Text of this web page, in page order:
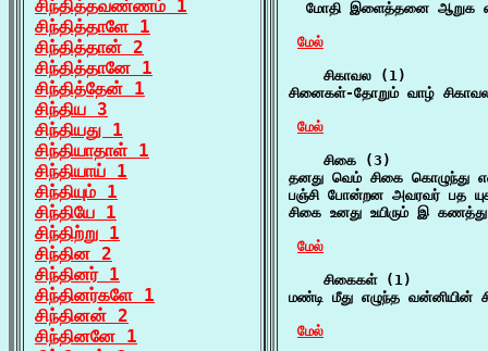
சிந்தித்தவண்ணம் 1
சிந்தித்தாளே 1
சிந்தித்தான் 2
சிந்தித்தானே 1
சிந்தித்தேன் 1
சிந்திய 3
சிந்தியது 1
சிந்தியாதாள் 1
சிந்தியாய் 1
சிந்தியும் 1
சிந்தியே 1
சிந்திற்று 1
சிந்தின 2
சிந்தினர் 1
சிந்தினர்களே 1
சிந்தினன் 2
சிந்தினனே 1
மோதி இளைத்தனை ஆறுக
மேல்
    சிகாவல (1)
சினைகள்-தோறும் வாழ்
மேல்
    சிகை (3)
தனது வெம் சிகை கொழுந்து
பஞ்சி போன்றன அவரவர் பத
சிகை உனது உயிரும் இ
மேல்
    சிகைகள் (1)
மண்டி மீது எழுந்த வன்னியின்
மேல்